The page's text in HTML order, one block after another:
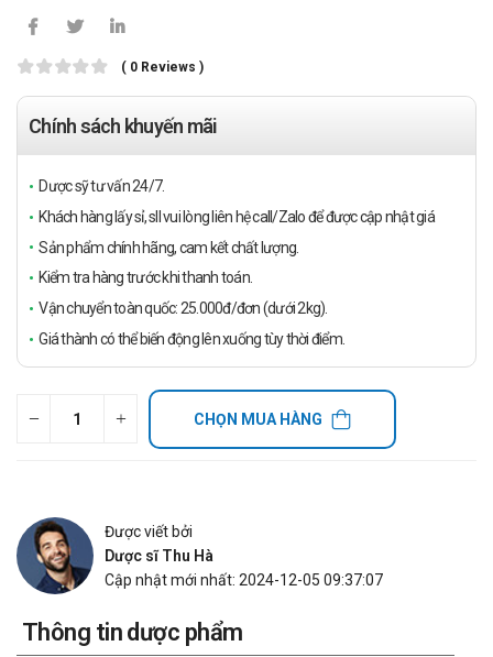
( 0 Reviews )
Chính sách khuyến mãi
Dược sỹ tư vấn 24/7.
Khách hàng lấy sỉ, sll vui lòng liên hệ call/Zalo để được cập nhật giá
Sản phẩm chính hãng, cam kết chất lượng.
Kiểm tra hàng trước khi thanh toán.
Vận chuyển toàn quốc: 25.000đ/đơn (dưới 2kg).
Giá thành có thể biến động lên xuống tùy thời điểm.
CHỌN MUA HÀNG
Được viết bởi
Dược sĩ Thu Hà
Cập nhật mới nhất: 2024-12-05 09:37:07
Thông tin dược phẩm